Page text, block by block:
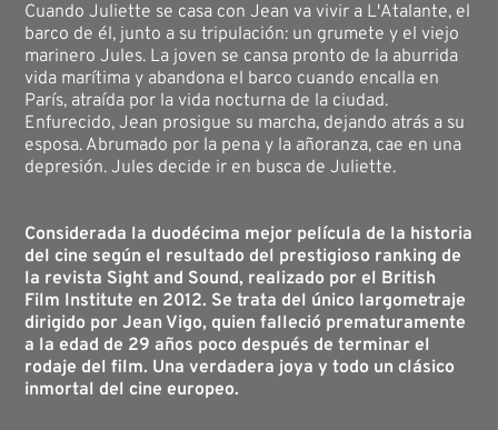
Cuando Juliette se casa con Jean va vivir a L'Atalante, el
barco de él, junto a su tripulación: un grumete y el viejo
marinero Jules. La joven se cansa pronto de la aburrida
vida marítima y abandona el barco cuando encalla en
París, atraída por la vida nocturna de la ciudad.
Enfurecido, Jean prosigue su marcha, dejando atrás a su
esposa. Abrumado por la pena y la añoranza, cae en una
depresión. Jules decide ir en busca de Juliette.
Considerada la duodécima mejor película de la historia
del cine según el resultado del prestigioso ranking de
la revista Sight and Sound, realizado por el British
Film Institute en 2012. Se trata del único largometraje
dirigido por Jean Vigo, quien falleció prematuramente
a la edad de 29 años poco después de terminar el
rodaje del film. Una verdadera joya y todo un clásico
inmortal del cine europeo.